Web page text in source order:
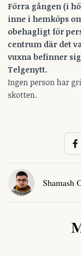
Förra gången (i
inne i hemköps
obehagligt för
centrum där det
vuxna befinner
Telgenytt.
Ingen person har
skotten.
Shamash